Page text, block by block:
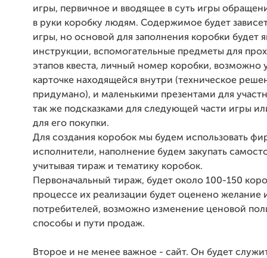
игры, первичное и вводящее в суть игры
в руки коробку людям. Содержимое будет
игры, но основой для заполнения коробки будет
инструкции, вспомогательные предметы для
этапов квеста, личный номер коробки, возможно
карточке находящейся внутри (техническое
придумано), и маленькими презентами для
так же подсказками для следующей части игры
для его покупки.
Для создания коробок мы будем использовать
исполнители, наполнение будем закупать
учитывая тираж и тематику коробок.
Первоначальный тираж, будет около 100-150
процессе их реализации будет оценено желание
потребителей, возможно изменение ценовой
способы и пути продаж.
Второе и не менее важное - сайт. Он будет